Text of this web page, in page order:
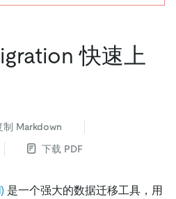
快速上
制 Markdown
下载 PDF
是一个强大的数据迁移工具，用